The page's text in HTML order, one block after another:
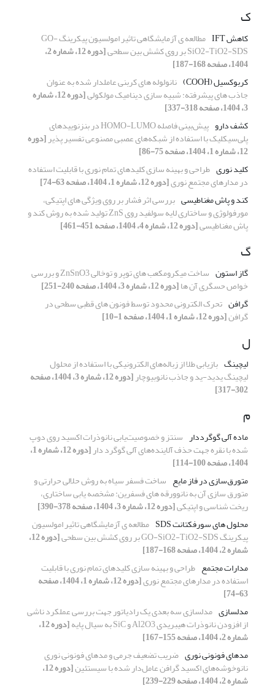
ک
کاهش IFT مطالعه ی آزمایشگاهی تاثیر امولسیون پیکرینگ GO-
SiO2-TiO2-SDS بر روی کشش بین سطحی [دوره 12، شماره 2،
1404، صفحه 168-187]
کربوکسیل (COOH)
نانولوله های کربنی عاملدار شده به عنوان
جاذب های پیشرفته: شبیه سازی دینامیک مولکولی [دوره 12، شماره
3، 1404، صفحه 318-337]
کشف دارو
پیش‌بینی فاصله HOMO-LUMO در بنزنوییدهای
پلی‌سیکلیک با استفاده از شبکه‌های عصبی مصنوعی تفسیر پذیر[دوره
12، شماره 1، 1404، صفحه 75-86]
کلید نوری طراحی و بهینه سازی کلیدهای تمام نوری با قابلیت استفاده
در مدارهای مجتمع نوری[دوره 12، شماره 1، 1404، صفحه 63-74]
کند و پاش مغناطیسی بررسی اثر فشار بر روی ویژگی های اپتیکی،
مورفولوژی و ساختاری لایه سولفید روی ZnS تولید شده به روش کند و
پاش مغناطیسی[دوره 12، شماره 4، 1404، صفحه 451-461]
گ
گاز استون ساخت میکرومکعب های توپر و توخالی ZnSnO3 و بررسی
خواص حسگری آن ها[دوره 12، شماره 3، 1404، صفحه 240-251]
گرافن تحرک الکترونی محدود توسط فونون های قطبی سطحی در
گرافن[دوره 12، شماره 1، 1404، صفحه 1-10]
ل
لیچینگ بازیابی طلا از زباله‌های الکترونیکی با استفاده از محلول
لیچینگ یدید-ید و جاذب نانوبیوچار [دوره 12، شماره 3، 1404، صفحه
302-317]
م
ماده آلی گوگرددار سنتز و خصوصیت‌یابی نانوذرات اکسید روی دوپ
شده با نقره جهت حذف آلاینده‌های آلی گوگرد دار [دوره 12، شماره 1،
1404، صفحه 100-114]
متورق‌سازی در فاز مایع ساخت فسفر سیاه به روش حلالی حرارتی ‌و
متورق سازی آن به نانوورقه های فسفرین: مشخصه یابی ساختاری،
ریخت شناسی و اپتیکی[دوره 12، شماره 3، 1404، صفحه 378-390]
محلول های سورفکتانت SDS
مطالعه ی آزمایشگاهی تاثیر امولسیون
پیکرینگ GO-SiO2-TiO2-SDS بر روی کشش بین سطحی [دوره 12،
شماره 2، 1404، صفحه 168-187]
مدارات مجتمع طراحی و بهینه سازی کلیدهای تمام نوری با قابلیت
استفاده در مدارهای مجتمع نوری [دوره 12، شماره 1، 1404، صفحه
63-74]
مدلسازی مدلسازی سه بعدی یک رادیاتور جهت بررسی عملکرد ناشی
از افزودن نانوذرات هیبریدی Al2O3 و SiC به سیال پایه [دوره 12،
شماره 2، 1404، صفحه 155-167]
مدهای فونونی نوری ضریب تضعیف جرمی و مدهای فونونی نوری
نانوخوشه‌های اکسید گرافن عامل‌دار شده با سیستئین [دوره 12،
شماره 2، 1404، صفحه 229-239]